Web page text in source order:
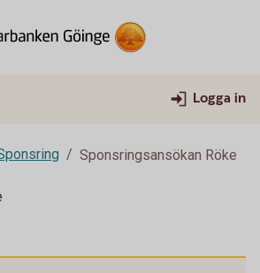
Logga in
Sponsringsansökan Röke